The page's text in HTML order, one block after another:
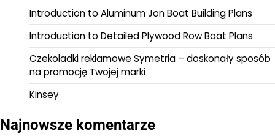
Introduction to Aluminum Jon Boat Building Plans
Introduction to Detailed Plywood Row Boat Plans
Czekoladki reklamowe Symetria – doskonały sposób
na promocję Twojej marki
Kinsey
Najnowsze komentarze